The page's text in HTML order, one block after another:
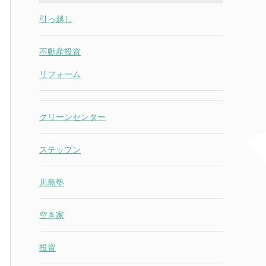
引っ越し
不動産投資
リフォーム
クリーンセンター
ステップン
川島塾
空き家
投資